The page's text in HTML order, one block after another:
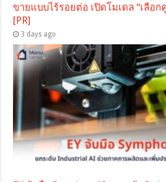
ขายแบบไร้รอยต่อ เปิดโมเดล “เลือ
[PR]
3 days ago